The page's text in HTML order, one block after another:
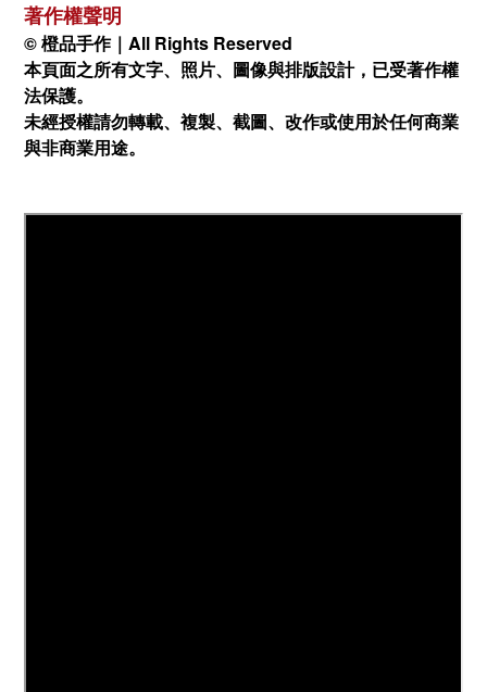
著作權聲明
© 橙品手作｜All Rights Reserved
本頁面之所有文字、照片、圖像與排版設計，已受著作權
法保護。
未經授權請勿轉載、複製、截圖、改作或使用於任何商業
與非商業用途。